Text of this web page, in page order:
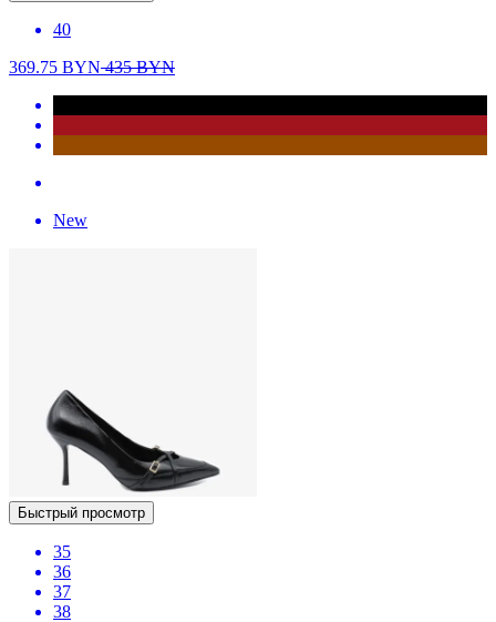
40
369.75 BYN435BYN
New
Быстрый просмотр
35
36
37
38